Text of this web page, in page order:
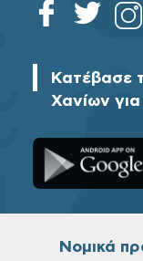
Κατέβασε
Χανίων για
Νομικά